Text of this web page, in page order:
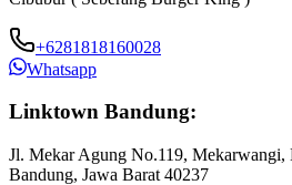
+6281818160028
Whatsapp
Linktown Bandung:
Jl. Mekar Agung No.119,
Bandung, Jawa Barat 40237